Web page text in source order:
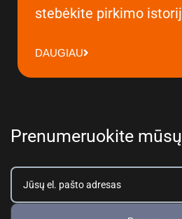
stebėkite pirkimo
DAUGIAU
Prenumeruokite